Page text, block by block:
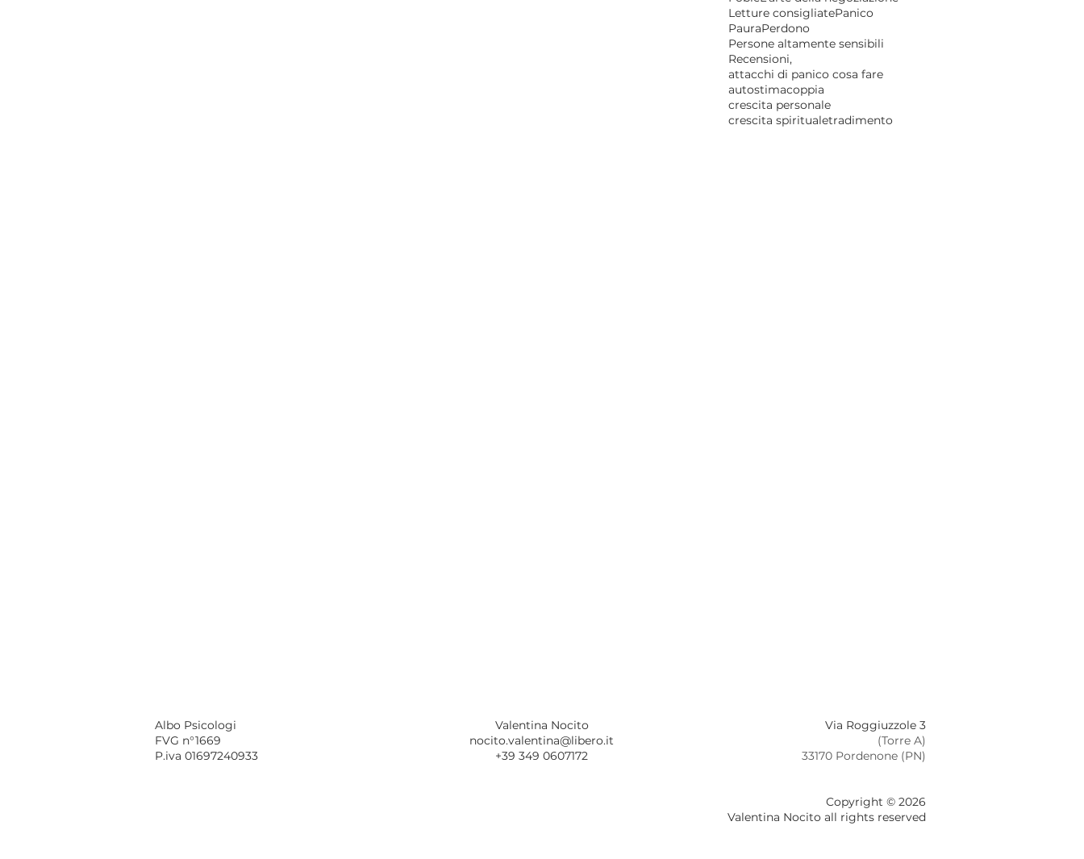
Letture consigliatePanico
PauraPerdono
Persone altamente sensibili
Recensioni,
attacchi di panico cosa fare
autostimacoppia
crescita personale
crescita spiritualetradimento
Albo Psicologi
FVG n°1669
P.iva 01697240933
Valentina Nocito
nocito.valentina@libero.it
+39 349 0607172
Via Roggiuzzole 3
(Torre A)
33170 Pordenone (PN)
Copyright © 2026
Valentina Nocito all rights reserved